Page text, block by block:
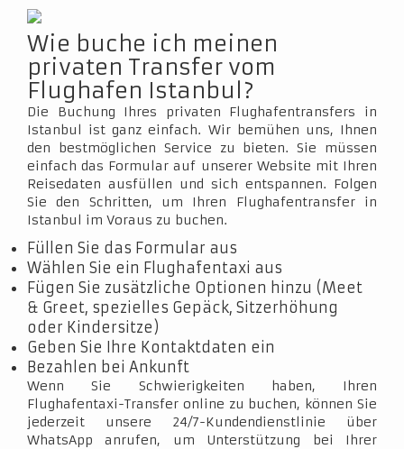
Wie buche ich meinen
privaten Transfer vom
Flughafen Istanbul?
Die Buchung Ihres privaten Flughafentransfers in
Istanbul ist ganz einfach. Wir bemühen uns, Ihnen
den bestmöglichen Service zu bieten. Sie müssen
einfach das Formular auf unserer Website mit Ihren
Reisedaten ausfüllen und sich entspannen. Folgen
Sie den Schritten, um Ihren Flughafentransfer in
Istanbul im Voraus zu buchen.
Füllen Sie das Formular aus
Wählen Sie ein Flughafentaxi aus
Fügen Sie zusätzliche Optionen hinzu (Meet
& Greet, spezielles Gepäck, Sitzerhöhung
oder Kindersitze)
Geben Sie Ihre Kontaktdaten ein
Bezahlen bei Ankunft
Wenn Sie Schwierigkeiten haben, Ihren
Flughafentaxi-Transfer online zu buchen, können Sie
jederzeit unsere 24/7-Kundendienstlinie über
WhatsApp anrufen, um Unterstützung bei Ihrer